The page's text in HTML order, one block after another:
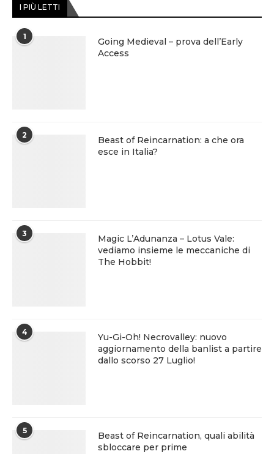
I PIÙ LETTI
1
Going Medieval – prova dell’Early
Access
2
Beast of Reincarnation: a che ora
esce in Italia?
3
Magic L’Adunanza – Lotus Vale:
vediamo insieme le meccaniche di
The Hobbit!
4
Yu-Gi-Oh! Necrovalley: nuovo
aggiornamento della banlist a partire
dallo scorso 27 Luglio!
5
Beast of Reincarnation, quali abilità
sbloccare per prime